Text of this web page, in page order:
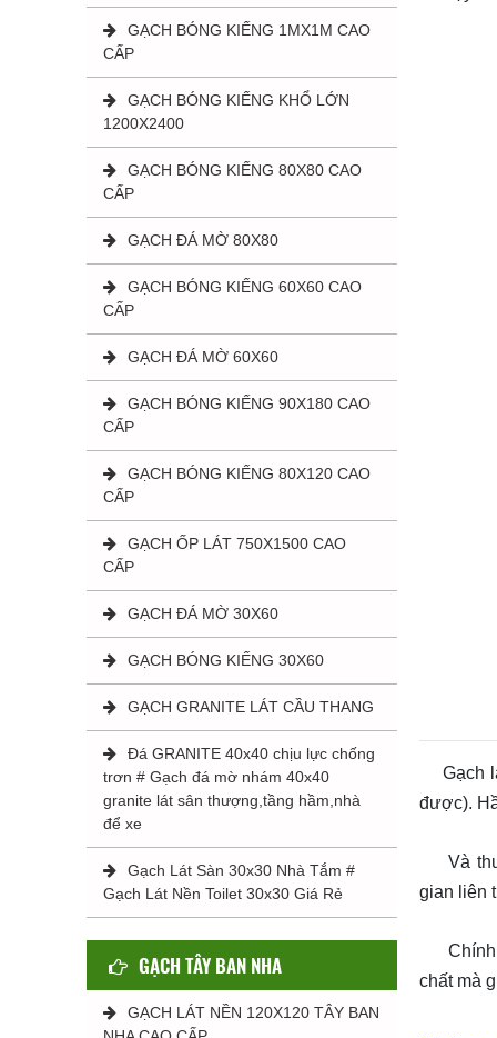
GẠCH BÓNG KIẾNG 1MX1M CAO
CẤP
GẠCH BÓNG KIẾNG KHỔ LỚN
1200X2400
GẠCH BÓNG KIẾNG 80X80 CAO
CẤP
GẠCH ĐÁ MỜ 80X80
GẠCH BÓNG KIẾNG 60X60 CAO
CẤP
GẠCH ĐÁ MỜ 60X60
GẠCH BÓNG KIẾNG 90X180 CAO
CẤP
GẠCH BÓNG KIẾNG 80X120 CAO
CẤP
GẠCH ỐP LÁT 750X1500 CAO
CẤP
GẠCH ĐÁ MỜ 30X60
GẠCH BÓNG KIẾNG 30X60
GẠCH GRANITE LÁT CẦU THANG
Đá GRANITE 40x40 chịu lực chống
trơn # Gạch đá mờ nhám 40x40
granite lát sân thượng,tầng hầm,nhà
để xe
Gạch Lát Sàn 30x30 Nhà Tắm #
Gạch Lát Nền Toilet 30x30 Giá Rẻ
GẠCH TÂY BAN NHA
GẠCH LÁT NỀN 120X120 TÂY BAN
Gạch
được).
Và
gian liên
Chính
chất mà